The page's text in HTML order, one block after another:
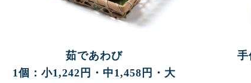
茹であわび
1個：小1,242円・中1,458円・大
手